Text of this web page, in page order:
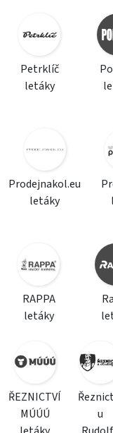
Petrklíč
letáky
Prodejnakol.eu
letáky
RAPPA
letáky
ŘEZNICTVÍ
MÚÚÚ
u